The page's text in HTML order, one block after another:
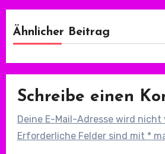
Ähnlicher Beitrag
Schreibe einen
Deine E-Mail-Adresse wird
Erforderliche Felder sind mit *